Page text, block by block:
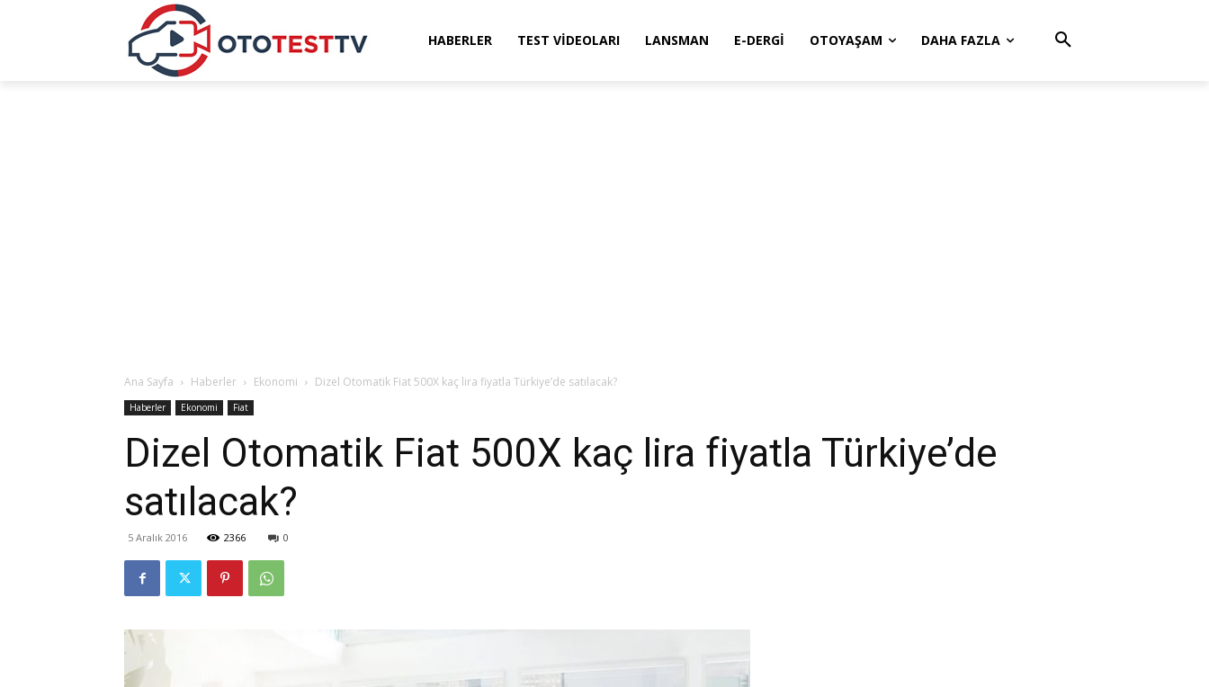
HABERLER TEST VIDEOLARI LANSMAN E-DERGI OTOYAŞAM DAHA FAZLA
Ana Sayfa Haberler Ekonomi Dizel Otomatik Fiat 500X kaç lira fiyatla Türkiye’de satılacak?
Haberler Ekonomi Fiat
Dizel Otomatik Fiat 500X kaç lira fiyatla Türkiye’de
satılacak?
5 Aralık 2016 2366 0